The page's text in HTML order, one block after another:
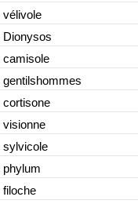
vélivole
Dionysos
camisole
gentilshommes
cortisone
visionne
sylvicole
phylum
filoche